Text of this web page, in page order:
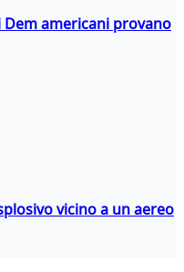
americani provano
vicino a un aereo